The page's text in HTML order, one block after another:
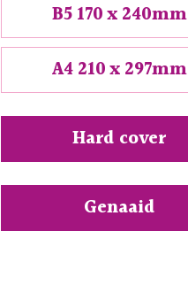
B5 170 x 240mm
A4 210 x 297mm
Hard cover
Genaaid